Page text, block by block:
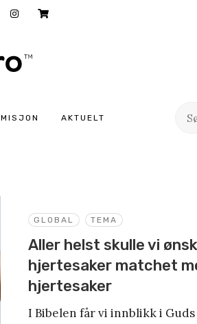
MISJON AKTUELT
Søk
GLOBAL TEMA
Aller helst skulle vi
hjertesaker matchet
hjertesaker
I Bibelen får vi innblikk i